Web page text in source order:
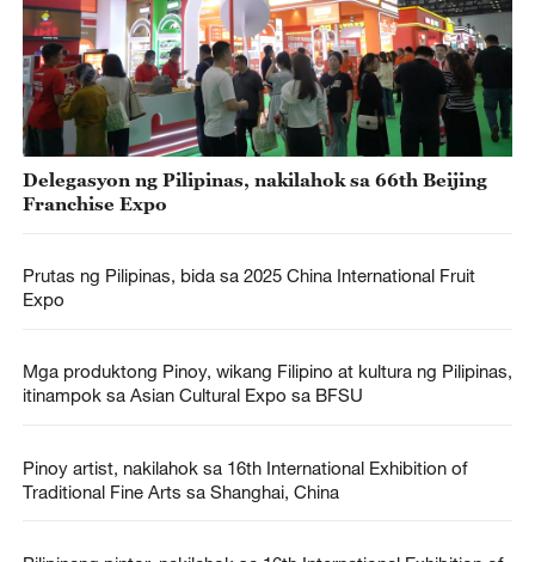
Delegasyon ng Pilipinas, nakilahok sa 66th Beijing
Franchise Expo
Prutas ng Pilipinas, bida sa 2025 China International Fruit
Expo
Mga produktong Pinoy, wikang Filipino at kultura ng Pilipinas,
itinampok sa Asian Cultural Expo sa BFSU
Pinoy artist, nakilahok sa 16th International Exhibition of
Traditional Fine Arts sa Shanghai, China